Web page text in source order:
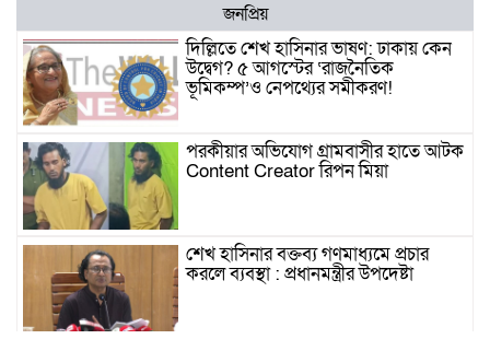
জনপ্রিয়
দিল্লিতে শেখ হাসিনার ভাষণ: ঢাকায় কেন
উদ্বেগ? ৫ আগস্টের ‘রাজনৈতিক
ভূমিকম্প’ও নেপথ্যের সমীকরণ!
পরকীয়ার অভিযোগ গ্রামবাসীর হাতে আটক
Content Creator রিপন মিয়া
শেখ হাসিনার বক্তব্য গণমাধ্যমে প্রচার
করলে ব্যবস্থা : প্রধানমন্ত্রীর উপদেষ্টা